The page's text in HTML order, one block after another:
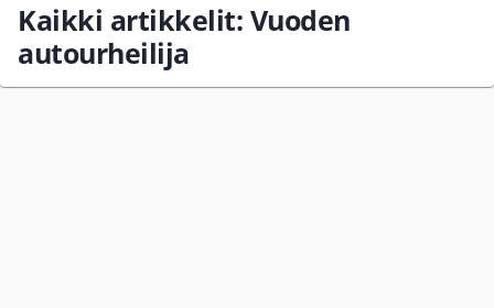
Kaikki artikkelit: Vuoden
autourheilija